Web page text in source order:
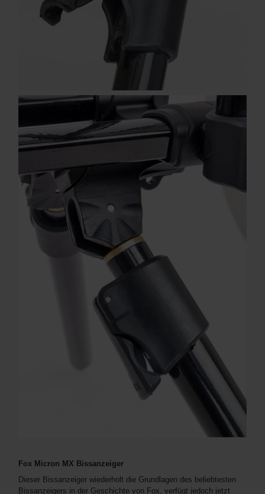
Fox Micron MX Bissanzeiger
Dieser Bissanzeiger wiederholt die Grundlagen des beliebtesten
Bissanzeigers in der Geschichte von Fox, verfügt jedoch jetzt